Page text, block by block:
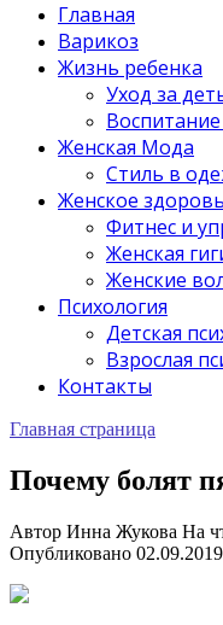
Главная
Варикоз
Жизнь ребенка
Уход за
Женская Мода
Стиль в
Женское
Фитнес и
Женская
Женские
Психология
Детская
Взрослая
Контакты
Главная страница
Почему болят
Автор Инна Жукова На
Опубликовано 02.09.2019